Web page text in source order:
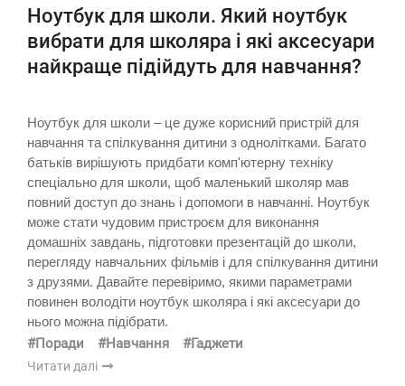
Ноутбук для школи. Який ноутбук
вибрати для школяра і які аксесуари
найкраще підійдуть для навчання?
Ноутбук для школи – це дуже корисний пристрій для
навчання та спілкування дитини з однолітками. Багато
батьків вирішують придбати комп'ютерну техніку
спеціально для школи, щоб маленький школяр мав
повний доступ до знань і допомоги в навчанні. Ноутбук
може стати чудовим пристроєм для виконання
домашніх завдань, підготовки презентацій до школи,
перегляду навчальних фільмів і для спілкування дитини
з друзями. Давайте перевіримо, якими параметрами
повинен володіти ноутбук школяра і які аксесуари до
нього можна підібрати.
#Поради #Навчання #Гаджети
Читати далі